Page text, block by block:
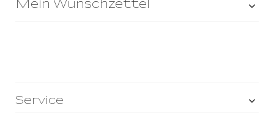
Mein Wunschzettel
Service